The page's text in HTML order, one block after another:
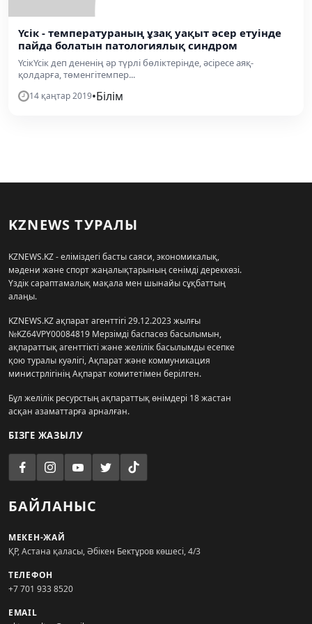
Үсік - температураның ұзақ уақыт әсер етуінде
пайда болатын патологиялық синдром
ҮсікҮсік деп дененің әр түрлі бөліктерінде, әсіресе аяқ-
қолдарға, төменгітемпер...
14 қаңтар 2019•Білім
KZNEWS ТУРАЛЫ
KZNEWS.KZ - еліміздегі басты саяси, экономикалық,
мәдени және спорт жаңалықтарының сенімді дереккөзі.
Үздік сараптамалық мақала мен шынайы сұқбаттың
алаңы.
KZNEWS.KZ ақпарат агенттігі 29.12.2023 жылғы
№KZ64VPY00084819 Мерзімді баспасөз басылымын,
ақпараттық агенттікті және желілік басылымды есепке
қою туралы куәлігі, Ақпарат және коммуникация
министрлігінің Ақпарат комитетімен берілген.
Бұл желілік ресурстың ақпараттық өнімдері 18 жастан
асқан азаматтарға арналған.
БІЗГЕ ЖАЗЫЛУ
БАЙЛАНЫС
МЕКЕН-ЖАЙ
ҚР, Астана қаласы, Әбікен Бектұров көшесі, 4/3
ТЕЛЕФОН
+7 701 933 8520
EMAIL